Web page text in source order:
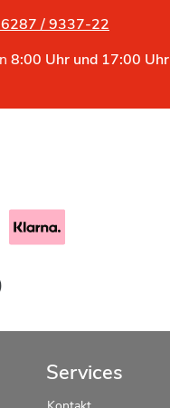
/ 9337-22
8:00 Uhr und 17:00 Uhr
Services